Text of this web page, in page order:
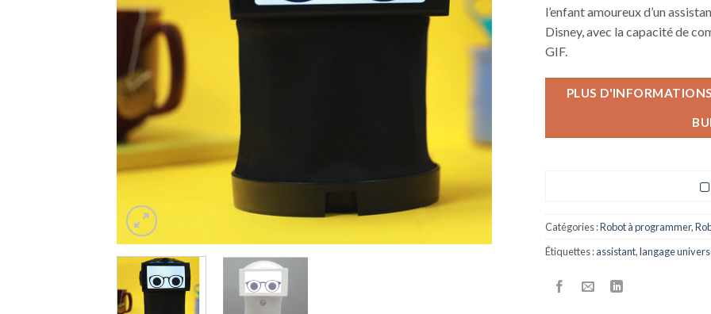
l’enfant amoureux d’un
Disney, avec la capacité de
GIF.
PLUS
Catégories :Robot à programmer,
Étiquettes :assistant,langage